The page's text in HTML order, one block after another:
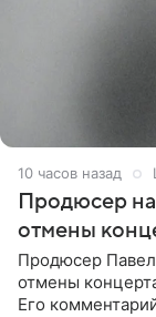
10 часов назад
Продюсер
отмены
Продюсер
отмены
Его